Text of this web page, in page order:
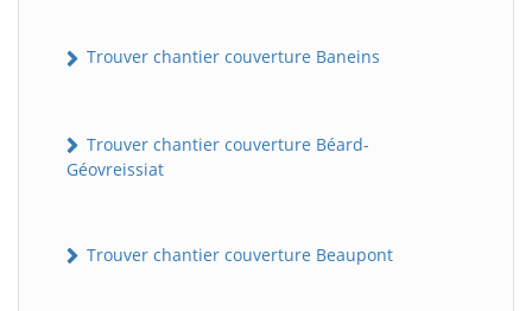
Trouver chantier couverture Baneins
Trouver chantier couverture Béard-
Géovreissiat
Trouver chantier couverture Beaupont